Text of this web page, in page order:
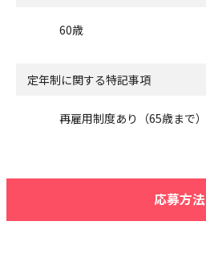
60歳
定年制に関する特記事項
再雇用制度あり（65歳まで）
応募方法